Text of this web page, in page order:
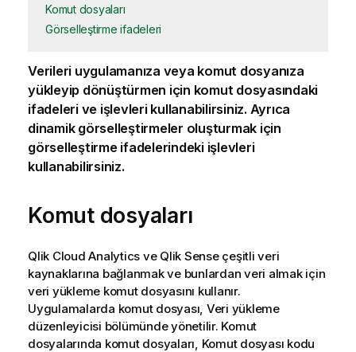
Komut dosyaları
Görselleştirme ifadeleri
Verileri uygulamanıza veya komut dosyanıza
yükleyip dönüştürmen için komut dosyasındaki
ifadeleri ve işlevleri kullanabilirsiniz. Ayrıca
dinamik görselleştirmeler oluşturmak için
görselleştirme ifadelerindeki işlevleri
kullanabilirsiniz.
Komut dosyaları
Qlik Cloud Analytics ve Qlik Senseçeşitli veri
kaynaklarına bağlanmak ve bunlardan veri almak için
veri yükleme komut dosyasını kullanır.
Uygulamalarda komut dosyası, Veri yükleme
düzenleyicisi bölümünde yönetilir. Komut
dosyalarında komut dosyaları, Komut dosyası kodu